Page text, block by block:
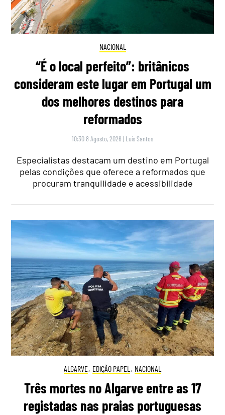
NACIONAL
“É o local perfeito”: britânicos
consideram este lugar em Portugal um
dos melhores destinos para
reformados
10:30 8 Agosto, 2026 | Luís Santos
Especialistas destacam um destino em Portugal
pelas condições que oferece a reformados que
procuram tranquilidade e acessibilidade
ALGARVE, EDIÇÃO PAPEL , NACIONAL
Três mortes no Algarve entre as 17
registadas nas praias portuguesas